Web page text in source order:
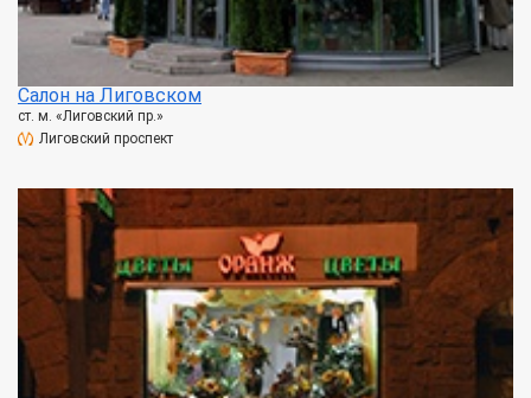
Салон на Лиговском
ст. м. «Лиговский пр.»
Лиговский проспект